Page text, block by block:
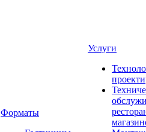
Форматы
Услуги